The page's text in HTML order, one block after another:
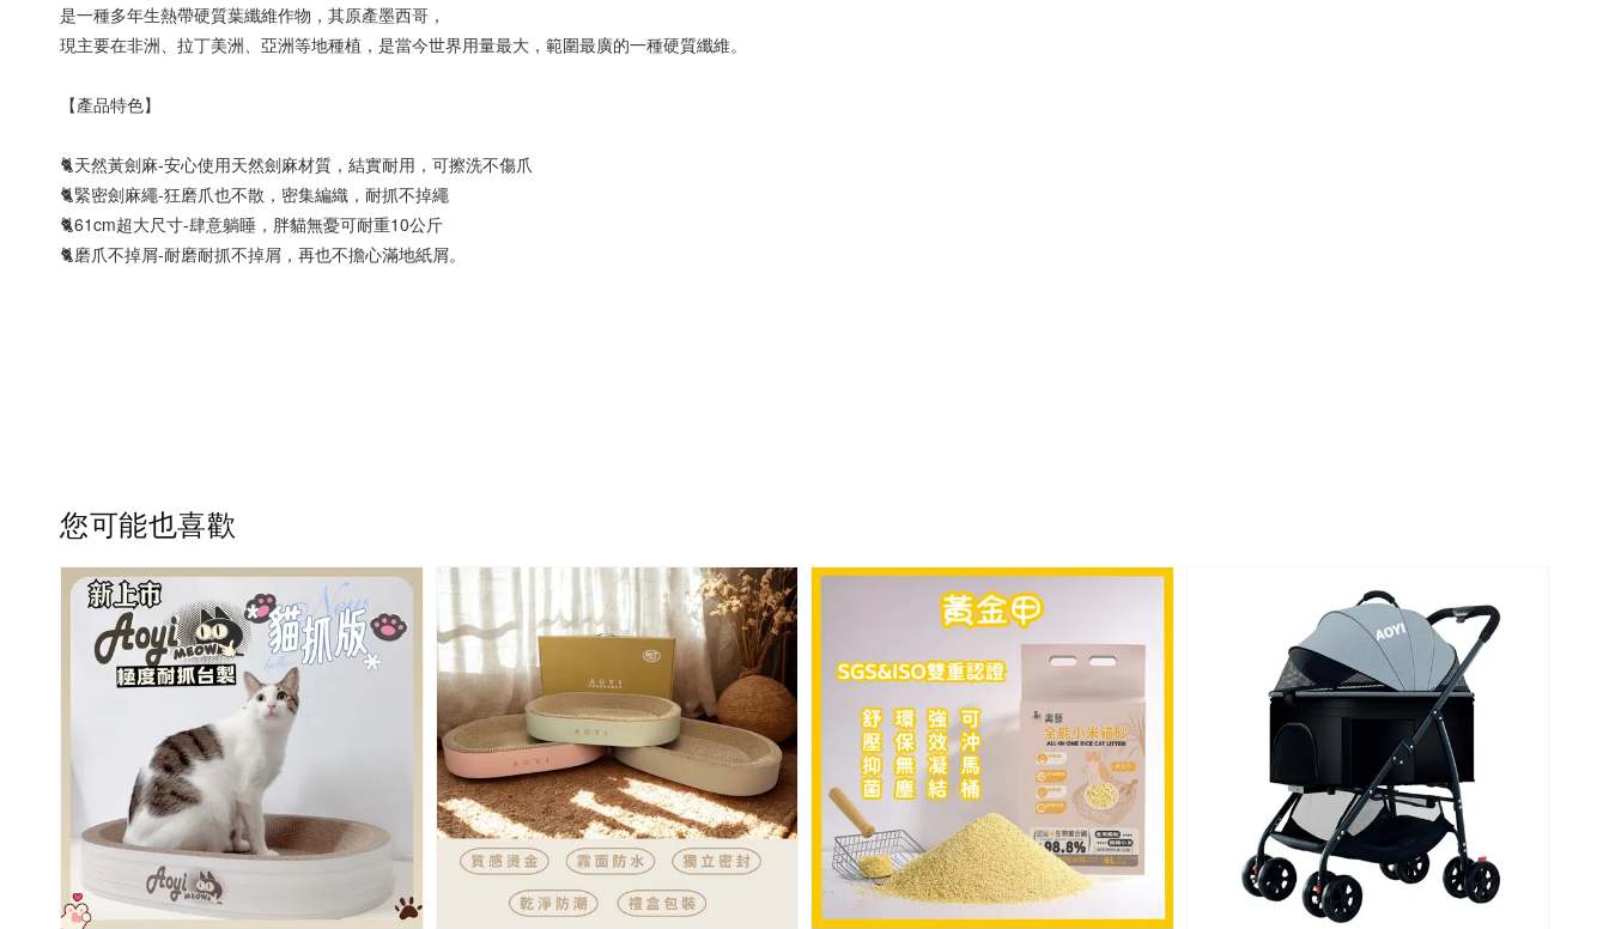
是一種多年生熱帶硬質葉纖維作物，其原產墨西哥，
現主要在非洲、拉丁美洲、亞洲等地種植，是當今世界用量最大，範圍最廣的一種硬質纖維。
【產品特色】
🐈天然黃劍麻-安心使用天然劍麻材質，結實耐用，可擦洗不傷爪
🐈緊密劍麻繩-狂磨爪也不散，密集編織，耐抓不掉繩
🐈61cm超大尺寸-肆意躺睡，胖貓無憂可耐重10公斤
🐈磨爪不掉屑-耐磨耐抓不掉屑，再也不擔心滿地紙屑。
您可能也喜歡